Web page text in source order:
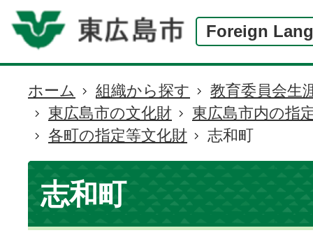
Foreign
現
在
の
位
置
ホーム 組織から探す
教育委員会生
東広島市の文化財
東広島市内の指
各町の指定等文化財
志和町
志和町